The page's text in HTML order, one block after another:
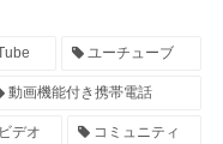
ユーチューブ
動画機能付き携帯電話
ビデオ コミュニティ